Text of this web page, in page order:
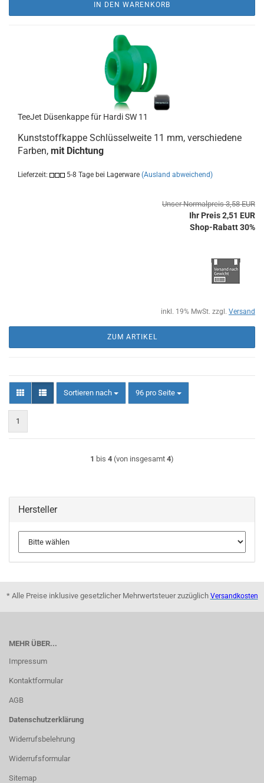
IN DEN WARENKORB
TeeJet Düsenkappe für Hardi SW 11
Kunststoffkappe Schlüsselweite 11 mm, verschiedene
Farben, mit Dichtung
Lieferzeit: 5-8 Tage bei Lagerware (Ausland abweichend)
Unser Normalpreis 3,58 EUR
Ihr Preis 2,51 EUR
Shop-Rabatt 30%
inkl. 19% MwSt. zzgl. Versand
ZUM ARTIKEL
Sortieren nach
Sortieren nach 96 pro Seite
pro Seite
1
1 bis 4 (von insgesamt 4)
Hersteller
* Alle Preise inklusive gesetzlicher Mehrwertsteuer zuzüglich Versandkosten
MEHR ÜBER...
Impressum
Kontaktformular
AGB
Datenschutzerklärung
Widerrufsbelehrung
Widerrufsformular
Sitemap